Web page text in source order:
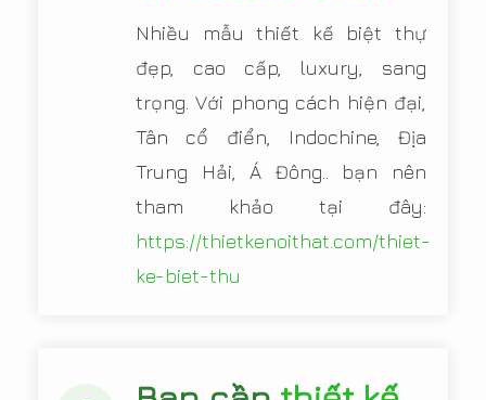
Nhiều mẫu thiết kế biệt thự
đẹp, cao cấp, luxury, sang
trọng. Với phong cách hiện đại,
Tân cổ điển, Indochine, Địa
Trung Hải, Á Đông.. bạn nên
tham khảo tại đây:
https://thietkenoithat.com/thiet-
ke-biet-thu